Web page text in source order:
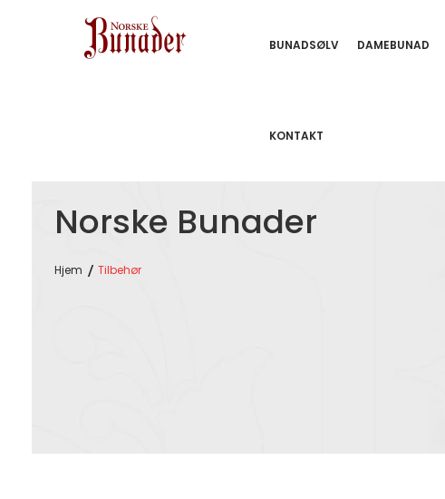
BUNADSØLV DAMEBUNAD
KONTAKT
Norske Bunader
Hjem Tilbehør